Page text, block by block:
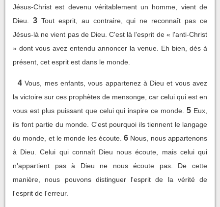
Jésus-Christ est devenu véritablement un homme, vient de
Dieu.
3 Tout esprit, au contraire, qui ne reconnaît pas ce
Jésus-là ne vient pas de Dieu. C'est là l'esprit de « l'anti-Christ
» dont vous avez entendu annoncer la venue. Eh bien, dès à
présent, cet esprit est dans le monde.
4 Vous, mes enfants, vous appartenez à Dieu et vous avez
la victoire sur ces prophètes de mensonge, car celui qui est en
vous est plus puissant que celui qui inspire ce monde. 5 Eux,
ils font partie du monde. C'est pourquoi ils tiennent le langage
du monde, et le monde les écoute. 6 Nous, nous appartenons
à Dieu. Celui qui connaît Dieu nous écoute, mais celui qui
n'appartient pas à Dieu ne nous écoute pas. De cette
manière, nous pouvons distinguer l'esprit de la vérité de
l'esprit de l'erreur.